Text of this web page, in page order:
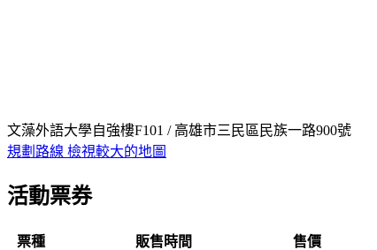
文藻外語大學自強樓F101 / 高雄市三民區民族一路900號
規劃路線 檢視較大的地圖
活動票券
票種 販售時間 售價